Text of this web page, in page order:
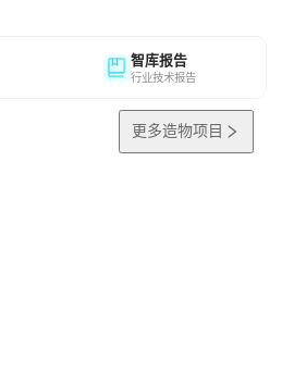
智库报告
行业技术报告
更多造物项目